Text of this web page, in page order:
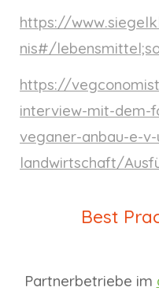
https://
nis#/
https://
interview-mit-dem-
veganer-anbau-e-
landwirtschaft/
Best
Partnerbetriebe im